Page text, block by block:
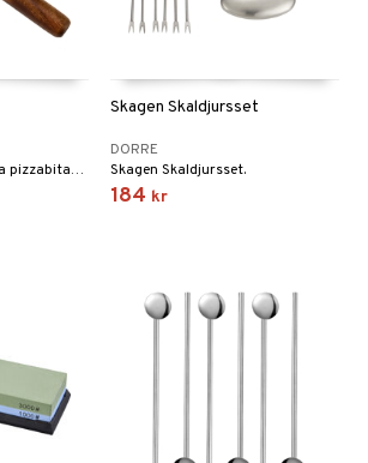
Njut av perfekt skurna pizzabitar med vår pizzakniv Pino.
Skagen Skaldjursset
DORRE
Skagen Skaldjursset.
184 kr